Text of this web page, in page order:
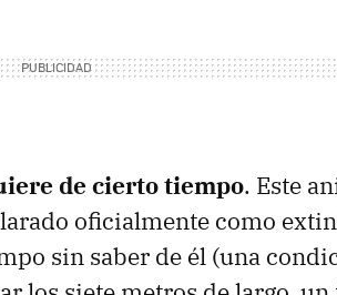
de cierto tiempo. Este
oficialmente como
sin saber de él (una